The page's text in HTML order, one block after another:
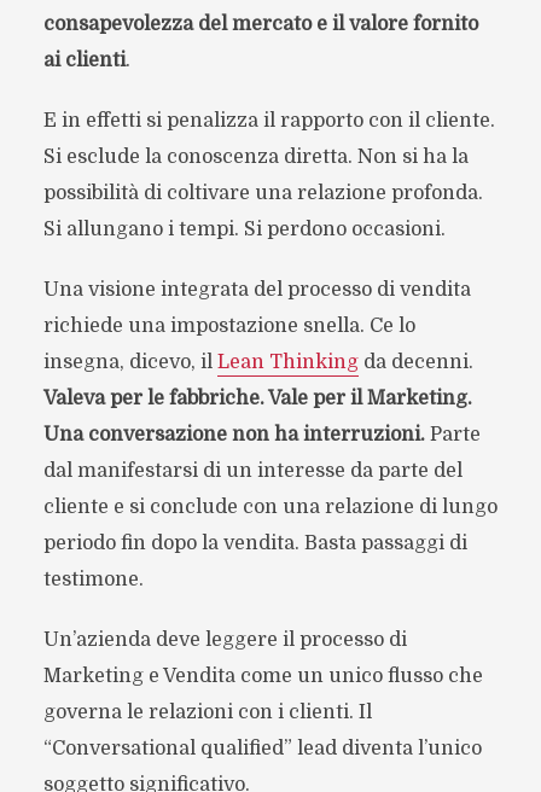
consapevolezza del mercato e il valore fornito
ai clienti.
E in effetti si penalizza il rapporto con il cliente.
Si esclude la conoscenza diretta. Non si ha la
possibilità di coltivare una relazione profonda.
Si allungano i tempi. Si perdono occasioni.
Una visione integrata del processo di vendita
richiede una impostazione snella. Ce lo
insegna, dicevo, il Lean Thinkingda decenni.
Valeva per le fabbriche. Vale per il Marketing.
Una conversazione non ha interruzioni.Parte
dal manifestarsi di un interesse da parte del
cliente e si conclude con una relazione di lungo
periodo fin dopo la vendita. Basta passaggi di
testimone.
Un’azienda deve leggere il processo di
Marketing e Vendita come un unico flusso che
governa le relazioni con i clienti. Il
“Conversational qualified” lead diventa l’unico
soggetto significativo.